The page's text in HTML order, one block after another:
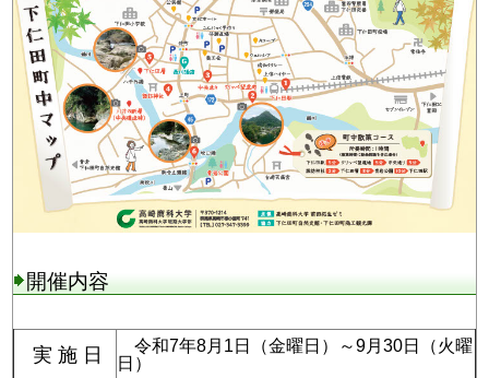
開催内容
実 施 日
令和7年8月1日（金曜日）～9月30日（火曜
日）